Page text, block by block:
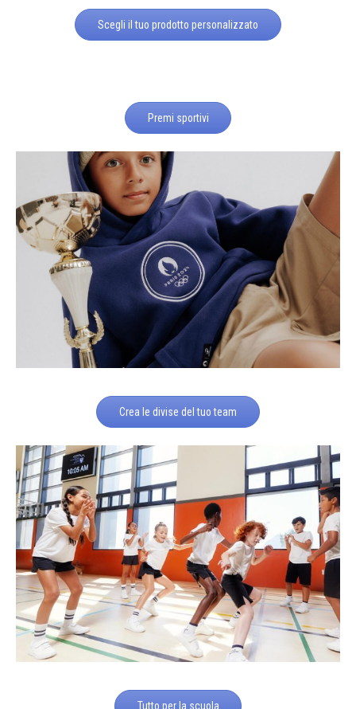
Scegli il tuo prodotto personalizzato
Premi sportivi
Crea le divise del tuo team
Tutto per la scuola